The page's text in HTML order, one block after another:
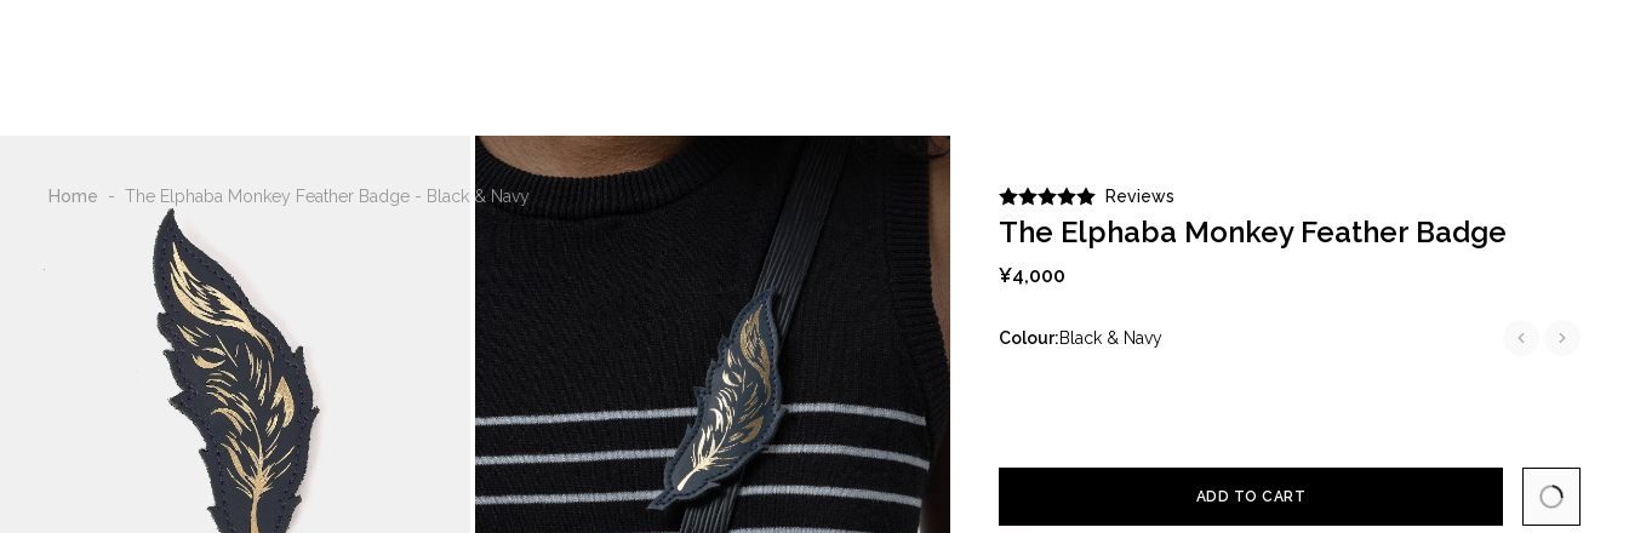
Home - The Elphaba Monkey Feather Badge - Black & Navy Reviews
The Elphaba Monkey Feather Badge
¥4,000
Colour:Black & Navy
ADD TO CART